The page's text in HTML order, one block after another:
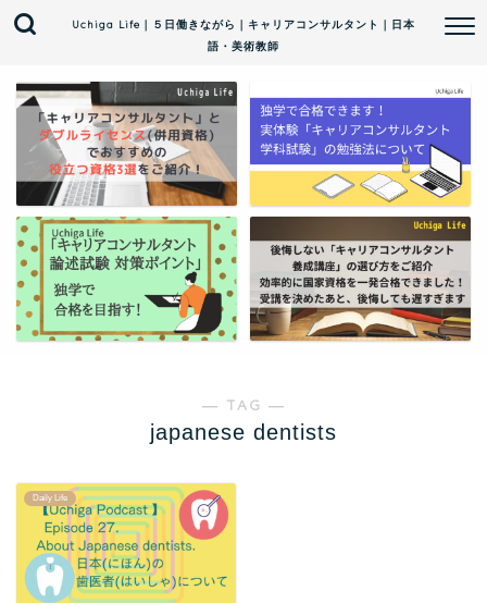
Uchiga Life｜５日働きながら｜キャリアコンサルタント｜日本
語・美術教師
― TAG ―
japanese dentists
Daily Life